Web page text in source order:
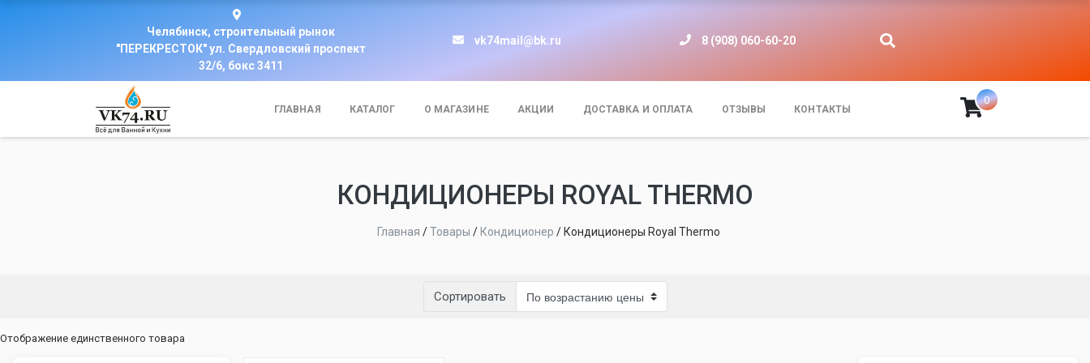
Челябинск, строительный рынок
"ПЕРЕКРЕСТОК" ул. Свердловский проспект
32/6, бокс 3411
vk74mail@bk.ru 8 (908) 060-60-20
ГЛАВНАЯ КАТАЛОГ О МАГАЗИНЕ АКЦИИ ДОСТАВКА И ОПЛАТА ОТЗЫВЫ КОНТАКТЫ
0
КОНДИЦИОНЕРЫ ROYAL THERMO
Главная /Товары / Кондиционер / Кондиционеры Royal Thermo
Сортировать
Отображение единственного товара